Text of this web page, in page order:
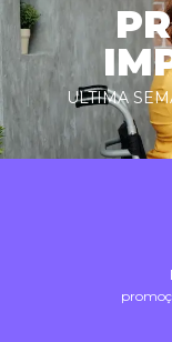
ULTIMA